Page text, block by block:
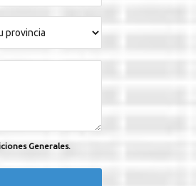
Generales.